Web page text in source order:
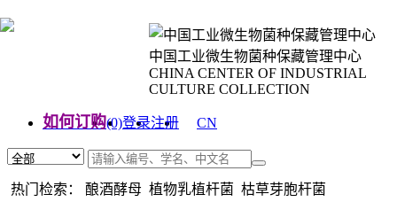
中国工业微生物菌种保藏管理中心
CHINA CENTER OF INDUSTRIAL
CULTURE COLLECTION
如何订购(0)登录注册
CN
热门检索： 酿酒酵母 植物乳植杆菌 枯草芽胞杆菌